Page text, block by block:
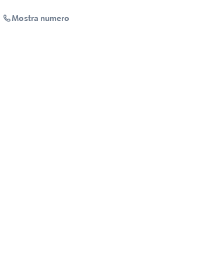
Mostra numero